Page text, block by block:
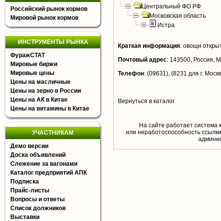
Российский рынок кормов
Мировой рынок кормов
ИНСТРУМЕНТЫ РЫНКА
ФуражСТАТ
Мировые биржи
Мировые цены
Цены на масличные
Цены на зерно в России
Цены на АК в Китае
Цены на витамины в Китае
УЧАСТНИКАМ
Демо версии
Доска объявлений
Слежение за вагонами
Каталог предприятий АПК
Подписка
Прайс-листы
Вопросы и ответы
Список должников
Выставки
Центральный ФО РФ
Московская область
Истра
Краткая информация: овощи
Почтовый адрес: 143500, Россия,
Телефон: (09631), (8231 для г.
Вернуться в каталог
На сайте работает система
или неработоспособность